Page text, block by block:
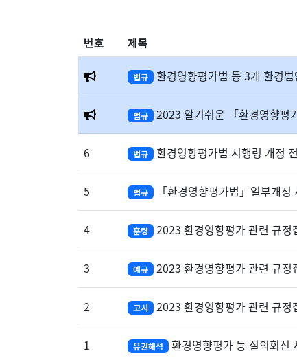
번호 제목
법규 환경영향평가법 등 3개 환경
법규 2023 알기쉬운 「환경영향평
6 법규 환경영향평가법 시행령 개정
5 법규 「환경영향평가법」일부개정
4 훈령 2023 환경영향평가 관련 규정
3 예규 2023 환경영향평가 관련 규정
2 고시 2023 환경영향평가 관련 규정
1 유권해석 환경영향평가 등 질의회신